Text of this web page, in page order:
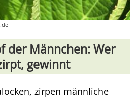
der Männchen: Wer
gewinnt
zirpen männliche